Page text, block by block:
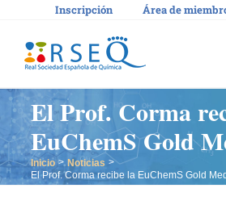
contenido
Inscripción Área de
El Prof. Corma
EuChemS Gold
Inicio
Noticias
El Prof. Corma recibe la EuChemS Gold